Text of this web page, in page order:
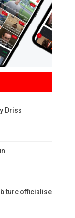
Driss
turc officialise